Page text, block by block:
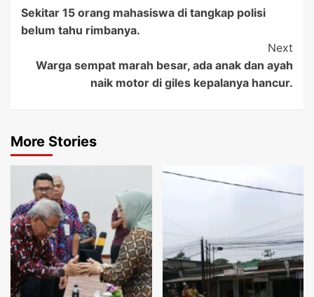
Navigation
Sekitar 15 orang mahasiswa di tangkap polisi
belum tahu rimbanya.
Next
Warga sempat marah besar, ada anak dan ayah
naik motor di giles kepalanya hancur.
More Stories